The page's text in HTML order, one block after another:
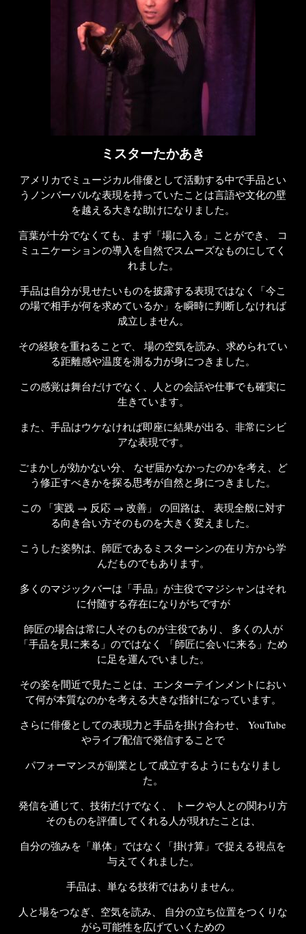
ミスターたかあき
アメリカでミュージカル俳優として活動する中で手品とい
うノンバーバルな表現を持っていたことは言語や文化の壁
を越える大きな助けになりました。
言葉が十分でなくても、
まず「場に入る」ことができ、 コ
ミュニケーションの導入を自然でスムーズなものにしてく
れました。
手品は自分が見せたいものを披露する表現ではなく
「今こ
の場で相手が何を求めているか」 を瞬時に判断しなければ
成立しません。
その経験を重ねることで、 場の空気を読み、 求められてい
る距離感や温度を測る力が身につきました。
この感覚は舞台だけでなく、
人との会話や仕事でも確実に
生きています。
また、手品はウケなければ即座に結果が出る、 非常にシビ
アな表現です。
ごまかしが効かない分、 なぜ届かなかったのかを考え、 ど
う修正すべきかを探る思考が自然と身につきました。
この 「実践 → 反応 → 改善」 の回路は、 表現全般に対す
る向き合い方そのものを大きく変えました。
こうした姿勢は、 師匠であるミスターシンの在り方から学
んだものでもあります。
多くのマジックバーは「手品」が主役でマジシャンはそれ
に付随する存在になりがちですが
師匠の場合は常に人そのものが主役であり、 多くの人が
「手品を見に来る」のではなく
「師匠に会いに来る」ため
に足を運んでいました。
その姿を間近で見たことは、 エンターテインメントにおい
て何が本質なのかを考える大きな指針になっています。
さらに俳優としての表現力と手品を掛け合わせ、 YouTube
やライブ配信で発信することで
パフォーマンスが副業として成立するようにもなりまし
た。
発信を通じて、技術だけでなく、
トークや人との関わり方
そのものを評価してくれる人が現れたことは、
自分の強みを「単体」ではなく「掛け算」で捉える視点を
与えてくれました。
手品は、単なる技術ではありません。
人と場をつなぎ、空気を読み、 自分の立ち位置をつくりな
がら可能性を広げていくための